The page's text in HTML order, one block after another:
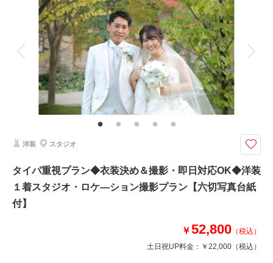
着付け ヘアメイク 小物一式
アルバム 6 P データ 20 カット 台紙付写真
衣装追加 会食 挙式
家族と撮影 家族用衣装レンタル ペットと撮影
その他含むもの
挙式+写真+食事の価格です*神社への初穂料は別途必要です。挙式会場の神
社もご相談ください
少人数婚のプロが神社挙式をトータルサポート！手軽に神社和婚をご提案い
たします
写真館で支度→神社で神前式→写真館隣接のゲストハウスで食事がセットに
なったプラン。結婚式をしたいけど準備が大変そう、大げさな式はしたくな
い、費用を抑えたい、そんな声から生まれた、写真館プロデュースのかぞく
和婚。おふたりの記念を、かぞく皆さまの記念の一日に。
撮影日の空き
を確認する
洋装 スタジオ
タイパ重視プラン◆衣装決め＆撮影・即日対応OK◆洋装
１着スタジオ・ロケ―ション撮影プラン【六切写真台紙
付】
￥52,800 （税込）
土日祝UP料金： ￥22,000 （税込）